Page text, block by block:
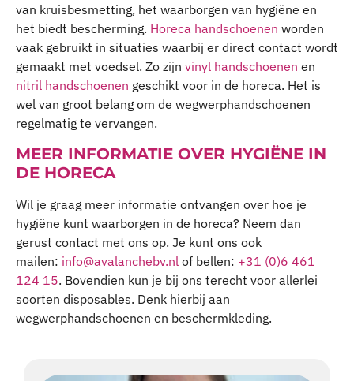
van kruisbesmetting, het waarborgen van hygiëne en
het biedt bescherming. Horeca handschoenen worden
vaak gebruikt in situaties waarbij er direct contact wordt
gemaakt met voedsel. Zo zijn vinyl handschoenen en
nitril handschoenen geschikt voor in de horeca. Het is
wel van groot belang om de wegwerphandschoenen
regelmatig te vervangen.
MEER INFORMATIE OVER HYGIËNE IN
DE HORECA
Wil je graag meer informatie ontvangen over hoe je
hygiëne kunt waarborgen in de horeca? Neem dan
gerust contact met ons op. Je kunt ons ook
mailen: info@avalanchebv.nl of bellen: +31 (0)6 461
124 15. Bovendien kun je bij ons terecht voor allerlei
soorten disposables. Denk hierbij aan
wegwerphandschoenen en beschermkleding.